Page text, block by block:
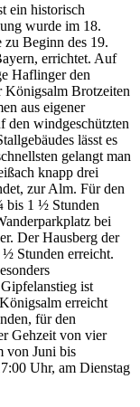
ein historisch
wurde im 18.
zu Beginn des 19.
errichtet. Auf
Haflinger den
Königsalm Brotzeiten
aus eigener
den windgeschützten
lässt es
gelangt man
knapp drei
zur Alm. Für den
bis 1 ½ Stunden
bei
Der Hausberg der
Stunden erreicht.
ist
erreicht
für den
Gehzeit von vier
von Juni bis
Uhr, am Dienstag